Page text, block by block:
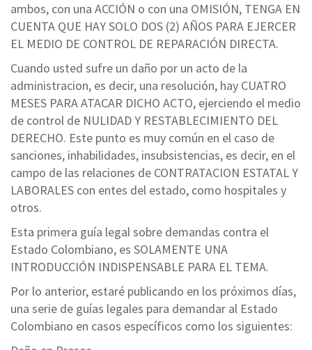
ambos, con una ACCIÓN o con una OMISIÓN, TENGA EN
CUENTA QUE HAY SOLO DOS (2) AÑOS PARA EJERCER
EL MEDIO DE CONTROL DE REPARACIÓN DIRECTA.
Cuando usted sufre un daño por un acto de la
administracion, es decir, una resolución, hay CUATRO
MESES PARA ATACAR DICHO ACTO, ejerciendo el medio
de control de NULIDAD Y RESTABLECIMIENTO DEL
DERECHO. Este punto es muy común en el caso de
sanciones, inhabilidades, insubsistencias, es decir, en el
campo de las relaciones de CONTRATACION ESTATAL Y
LABORALES con entes del estado, como hospitales y
otros.
Esta primera guía legal sobre demandas contra el
Estado Colombiano, es SOLAMENTE UNA
INTRODUCCIÓN INDISPENSABLE PARA EL TEMA.
Por lo anterior, estaré publicando en los próximos días,
una serie de guías legales para demandar al Estado
Colombiano en casos específicos como los siguientes: